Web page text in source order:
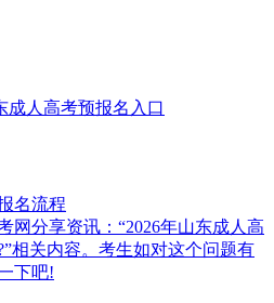
成人高考预报名入口
名流程
网分享资讯：“2026年山东成人高
相关内容。考生如对这个问题有
下吧!